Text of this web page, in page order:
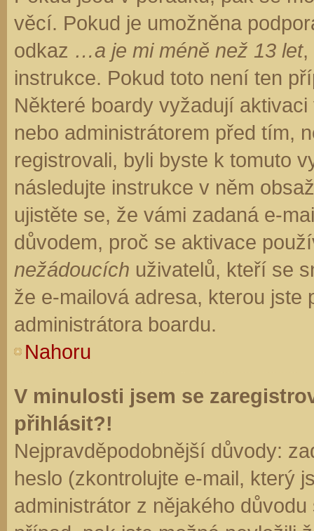
věcí. Pokud je umožněna
odkaz …a je mi méně než 13 let,
instrukce. Pokud toto není ten
Některé boardy vyžadují
nebo administrátorem před tím,
registrovali, byli byste k tomuto
následujte instrukce v něm
ujistěte se, že vámi zadaná e-
důvodem, proč se aktivace
nežádoucích uživatelů, kteří se
že e-mailová adresa, kterou jste
administrátora boardu.
Nahoru
V minulosti jsem se
přihlásit?!
Nejpravděpodobnější důvody:
heslo (zkontrolujte e-mail, který
administrátor z nějakého